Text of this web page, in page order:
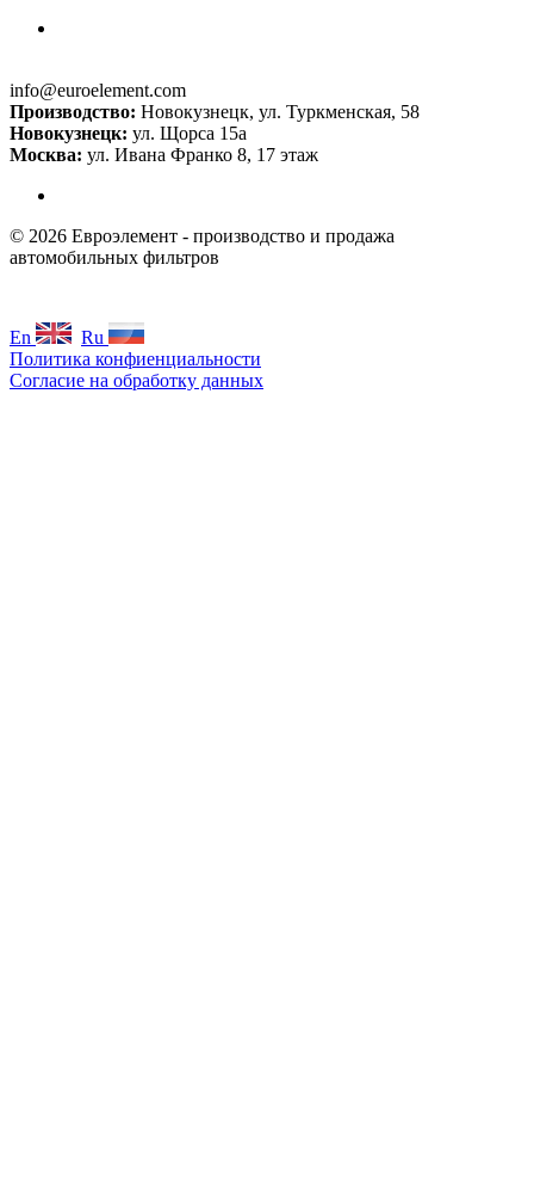
info@euroelement.com
Производство: Новокузнецк, ул. Туркменская, 58
Новокузнецк: ул. Щорса 15а
Москва: ул. Ивана Франко 8, 17 этаж
© 2026 Евроэлемент - производство и продажа
автомобильных фильтров
En
Ru
Политика конфиенциальности
Согласие на обработку данных